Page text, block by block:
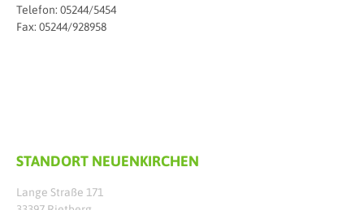
Telefon: 05244/5454
Fax: 05244/928958
STANDORT NEUENKIRCHEN
Lange Straße 171